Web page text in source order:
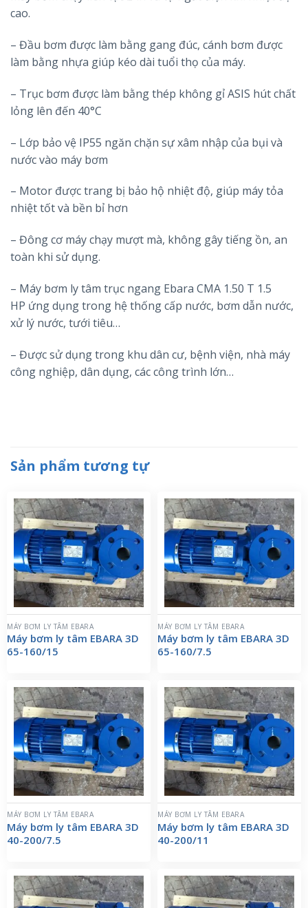
cao.
– Đầu bơm được làm bằng gang đúc, cánh bơm được
làm bằng nhựa giúp kéo dài tuổi thọ của máy.
– Trục bơm được làm bằng thép không gỉ ASIS hút chất
lỏng lên đến 40°C
– Lớp bảo vệ IP55 ngăn chặn sự xâm nhập của bụi và
nước vào máy bơm
– Motor được trang bị bảo hộ nhiệt độ, giúp máy tỏa
nhiệt tốt và bền bỉ hơn
– Đông cơ máy chạy mượt mà, không gây tiếng ồn, an
toàn khi sử dụng.
– Máy bơm ly tâm trục ngang Ebara CMA 1.50 T 1.5
HP ứng dụng trong hệ thống cấp nước, bơm dẫn nước,
xử lý nước, tưới tiêu…
– Được sử dụng trong khu dân cư, bệnh viện, nhà máy
công nghiệp, dân dụng, các công trình lớn…
Sản phẩm tương tự
MÁY BƠM LY TÂM EBARA
Máy bơm ly tâm EBARA 3D
65-160/15
MÁY BƠM LY TÂM EBARA
Máy bơm ly tâm EBARA 3D
65-160/7.5
MÁY BƠM LY TÂM EBARA
Máy bơm ly tâm EBARA 3D
40-200/7.5
MÁY BƠM LY TÂM EBARA
Máy bơm ly tâm EBARA 3D
40-200/11